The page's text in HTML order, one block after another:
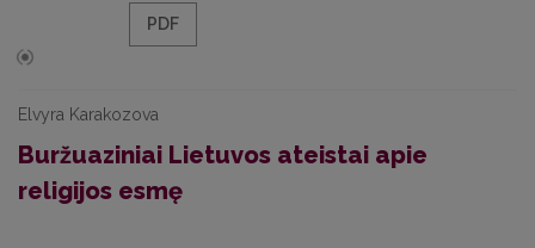
PDF
Elvyra Karakozova
Buržuaziniai Lietuvos ateistai apie
religijos esmę